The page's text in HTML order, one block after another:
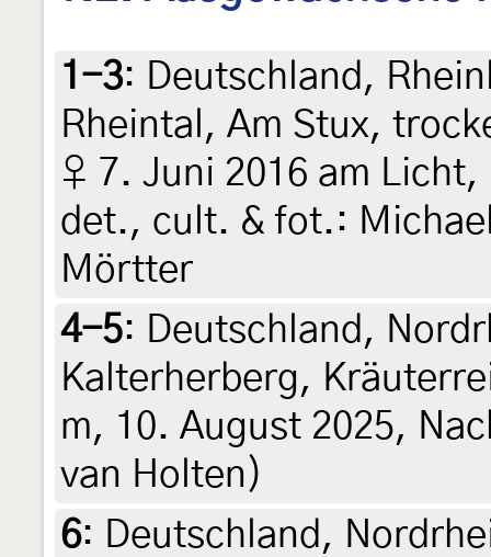
1-3: Deutschland,
Rheintal, Am Stux,
♀ 7. Juni 2016 am
det., cult. & fot.:
Mörtter
4-5: Deutschland,
Kalterherberg,
m, 10. August 2025,
van Holten)
6: Deutschland,